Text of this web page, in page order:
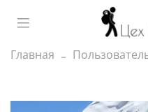
Главная